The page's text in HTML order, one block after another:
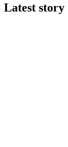
Latest story